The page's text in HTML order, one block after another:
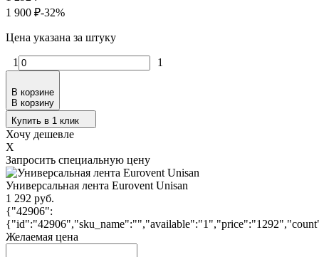
1 900 ₽-32%
Цена указана за штуку
1 1
В корзине
В корзину
Купить в 1 клик
Хочу дешевле
X
Запросить специальную цену
Универсальная лента Eurovent Unisan
1 292 руб.
{"42906":
Желаемая цена